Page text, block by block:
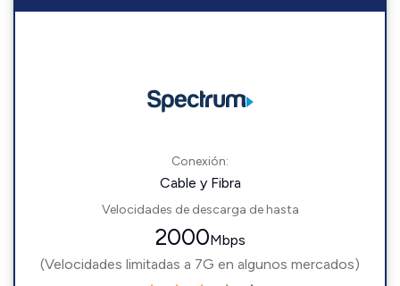
Conexión:
Cable y Fibra
Velocidades de descarga de hasta
2000Mbps
(Velocidades limitadas a 7G en algunos mercados)